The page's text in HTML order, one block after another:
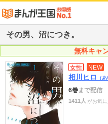
その男、沼につき。
無料キャ
女性 NEW
相川ヒロ （
6巻まで配信
1411人 がお気